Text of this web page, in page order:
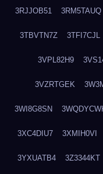
3RJJOB51 3RM5TAUQ
3TBVTN7Z 3TFI7CJL
3VPL82H9
3VZRTGEK
3WI8G8SN
3XC4DIU7 3XMIH0VI
3YXUATB4 3Z3344KT